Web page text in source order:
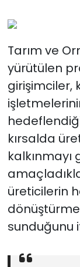
Tarım ve
yürütülen
girişimciler,
kırsalda
üreticilerin
sunduğunu